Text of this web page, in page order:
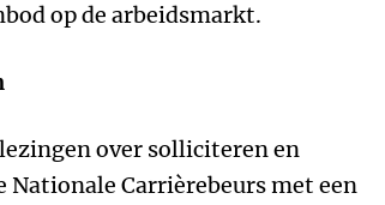
op de arbeidsmarkt.
over solliciteren en
Nationale Carrièrebeurs met een